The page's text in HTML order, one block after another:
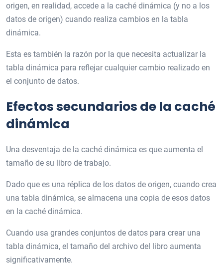
origen, en realidad, accede a la caché dinámica (y no a los
datos de origen) cuando realiza cambios en la tabla
dinámica.
Esta es también la razón por la que necesita actualizar la
tabla dinámica para reflejar cualquier cambio realizado en
el conjunto de datos.
Efectos secundarios de la caché
dinámica
Una desventaja de la caché dinámica es que aumenta el
tamaño de su libro de trabajo.
Dado que es una réplica de los datos de origen, cuando crea
una tabla dinámica, se almacena una copia de esos datos
en la caché dinámica.
Cuando usa grandes conjuntos de datos para crear una
tabla dinámica, el tamaño del archivo del libro aumenta
significativamente.